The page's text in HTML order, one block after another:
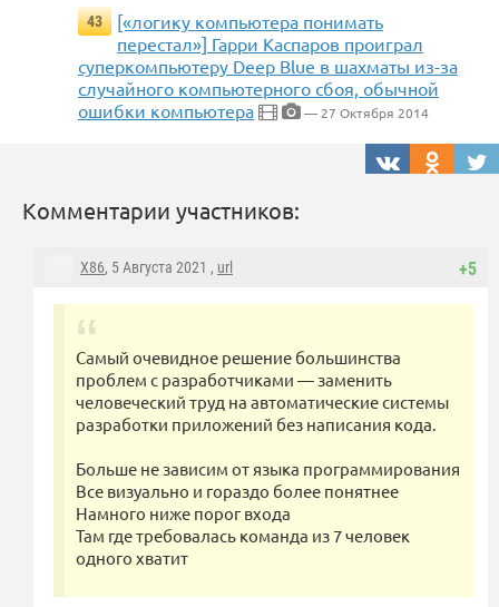
43
[«логику компьютера понимать
перестал»] Гарри Каспаров проиграл
суперкомпьютеру Deep Blue в шахматы из-за
случайного компьютерного сбоя, обычной
ошибки компьютера
— 27 Октября 2014
Комментарии участников:
+5
X86, 5 Августа 2021 , url
Самый очевидное решение большинства
проблем с разработчиками — заменить
человеческий труд на автоматические системы
разработки приложений без написания кода.
Больше не зависим от языка программирования
Все визуально и гораздо более понятнее
Намного ниже порог входа
Там где требовалась команда из 7 человек
одного хватит